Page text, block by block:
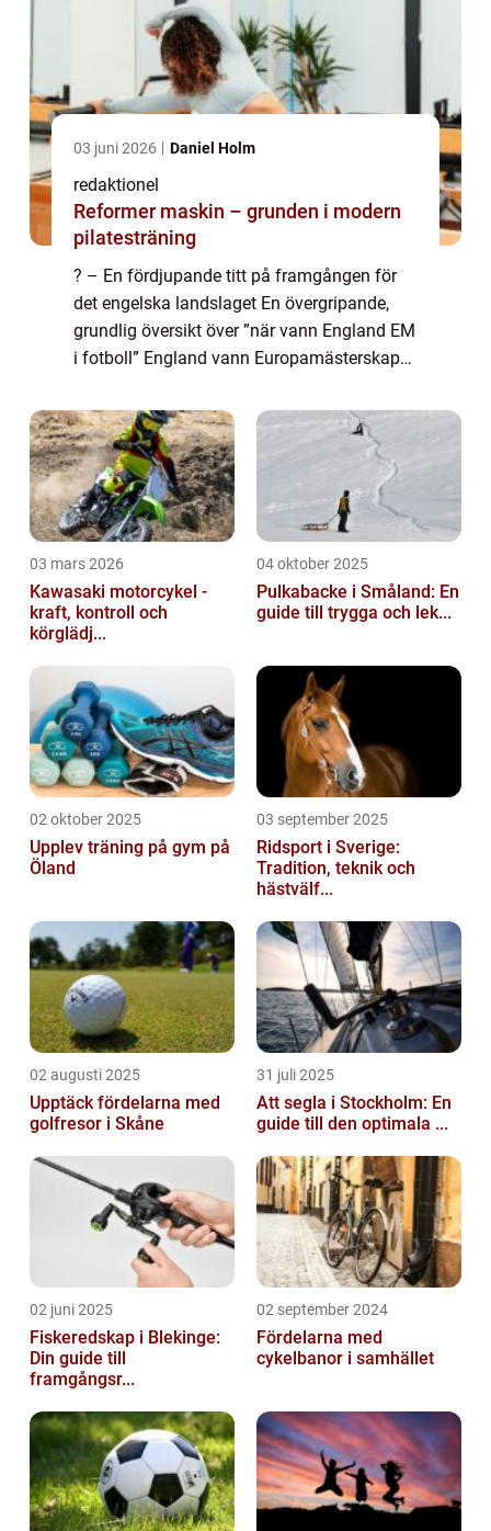
03 juni 2026 Daniel Holm
redaktionel
Reformer maskin – grunden i modern
pilatesträning
? – En fördjupande titt på framgången för
det engelska landslaget En övergripande,
grundlig översikt över ”när vann England EM
i fotboll” England vann Europamästerskapet
Turneringen hölls i elva ...
03 mars 2026
Kawasaki motorcykel -
kraft, kontroll och
körglädj...
04 oktober 2025
Pulkabacke i Småland: En
guide till trygga och lek...
02 oktober 2025
Upplev träning på gym på
Öland
03 september 2025
Ridsport i Sverige:
Tradition, teknik och
hästvälf...
02 augusti 2025
Upptäck fördelarna med
golfresor i Skåne
31 juli 2025
Att segla i Stockholm: En
guide till den optimala ...
02 juni 2025
Fiskeredskap i Blekinge:
Din guide till
framgångsr...
02 september 2024
Fördelarna med
cykelbanor i samhället